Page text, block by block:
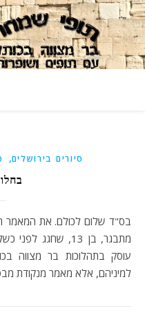
סיורים בירושלים,
בס"ד שלום לכולם. את המאמר הבא כתב בני הבכור יהל. יהל הוא ילד
מתבגר, בן 13, שחגג
עוסק בתהלוכות בר מצווה
למיניהם, אלא מאמר מנקודת